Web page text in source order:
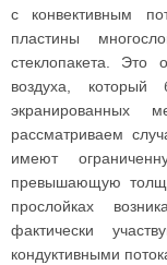
с конвективным
пластины
стеклопакета. Это
воздуха,
экранированных
рассматриваем
имеют
превышающую
прослойках
фактически
кондуктивными